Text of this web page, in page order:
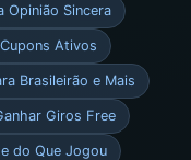
Opinião Sincera
Ativos
Brasileirão e Mais
Giros Free
do Que Jogou